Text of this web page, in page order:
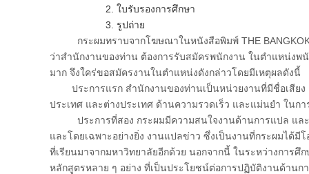
2. ใบรับรองการศึกษา
3. รูปถ่าย
กระผมทราบจากโฆษณาในหนังสือพิมพ์ THE BANGKOK
ว่าสำนักงานของท่าน ต้องการรับสมัครพนักงาน ในตำแหน่งพ
มาก จึงใคร่ขอสมัครงานในตำแหน่งดังกล่าวโดยมีเหตุผลดังนี้
ประการแรก สำนักงานของท่านเป็นหน่วยงานที่มีชื่อเสียง
ประเทศ และต่างประเทศ ด้านความรวดเร็ว และแม่นยำ ในก
ประการที่สอง กระผมมีความสนใจงานด้านการแปล และ
และโดยเฉพาะอย่างยิ่ง งานแปลข่าว ซึ่งเป็นงานที่กระผมได้มี
ที่เรียนมาจากมหาวิทยาลัยอีกด้วย นอกจากนี้ ในระหว่างการศึ
หลักสูตรหลาย ๆ อย่าง ที่เป็นประโยชน์ต่อการปฏิบัติงานด้านก